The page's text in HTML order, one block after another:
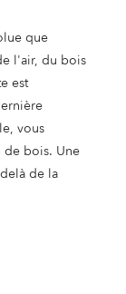
que
l'air, du bois
est
vous
de bois. Une
de la